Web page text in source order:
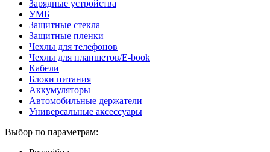
Зарядные устройства
УМБ
Защитные стекла
Защитные пленки
Чехлы для телефонов
Чехлы для планшетов/E-book
Кабели
Блоки питания
Аккумуляторы
Автомобильные держатели
Универсальные аксессуары
Выбор по параметрам: